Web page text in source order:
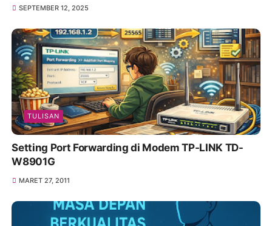
SEPTEMBER 12, 2025
TULISAN
Setting Port Forwarding di Modem TP-LINK TD-
W8901G
MARET 27, 2011